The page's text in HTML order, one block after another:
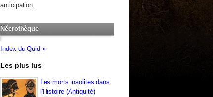
anticipation.
Nécrothèque
Index du Quid »
Les plus lus
Les morts insolites dans
l'Histoire (Antiquité)